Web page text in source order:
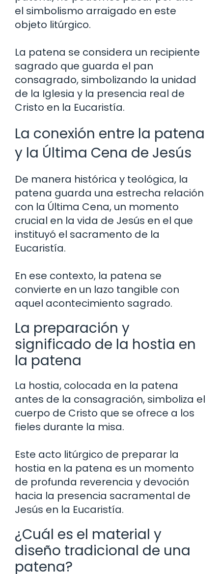
el simbolismo arraigado en este
objeto litúrgico.
La patena se considera un recipiente
sagrado que guarda el pan
consagrado, simbolizando la unidad
de la Iglesia y la presencia real de
Cristo en la Eucaristía.
La conexión entre la patena
y la Última Cena de Jesús
De manera histórica y teológica, la
patena guarda una estrecha relación
con la Última Cena, un momento
crucial en la vida de Jesús en el que
instituyó el sacramento de la
Eucaristía.
En ese contexto, la patena se
convierte en un lazo tangible con
aquel acontecimiento sagrado.
La preparación y
significado de la hostia en
la patena
La hostia, colocada en la patena
antes de la consagración, simboliza el
cuerpo de Cristo que se ofrece a los
fieles durante la misa.
Este acto litúrgico de preparar la
hostia en la patena es un momento
de profunda reverencia y devoción
hacia la presencia sacramental de
Jesús en la Eucaristía.
¿Cuál es el material y
diseño tradicional de una
patena?